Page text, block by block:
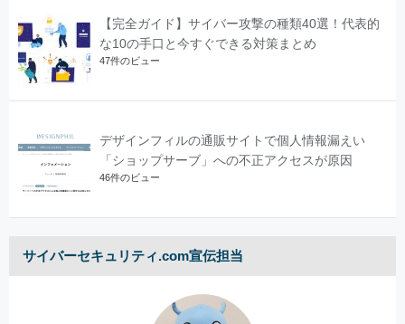
【完全ガイド】サイバー攻撃の種類40選！代表的
な10の手口と今すぐできる対策まとめ
47件のビュー
デザインフィルの通販サイトで個人情報漏えい
「ショップサーブ」への不正アクセスが原因
46件のビュー
サイバーセキュリティ.com宣伝担当